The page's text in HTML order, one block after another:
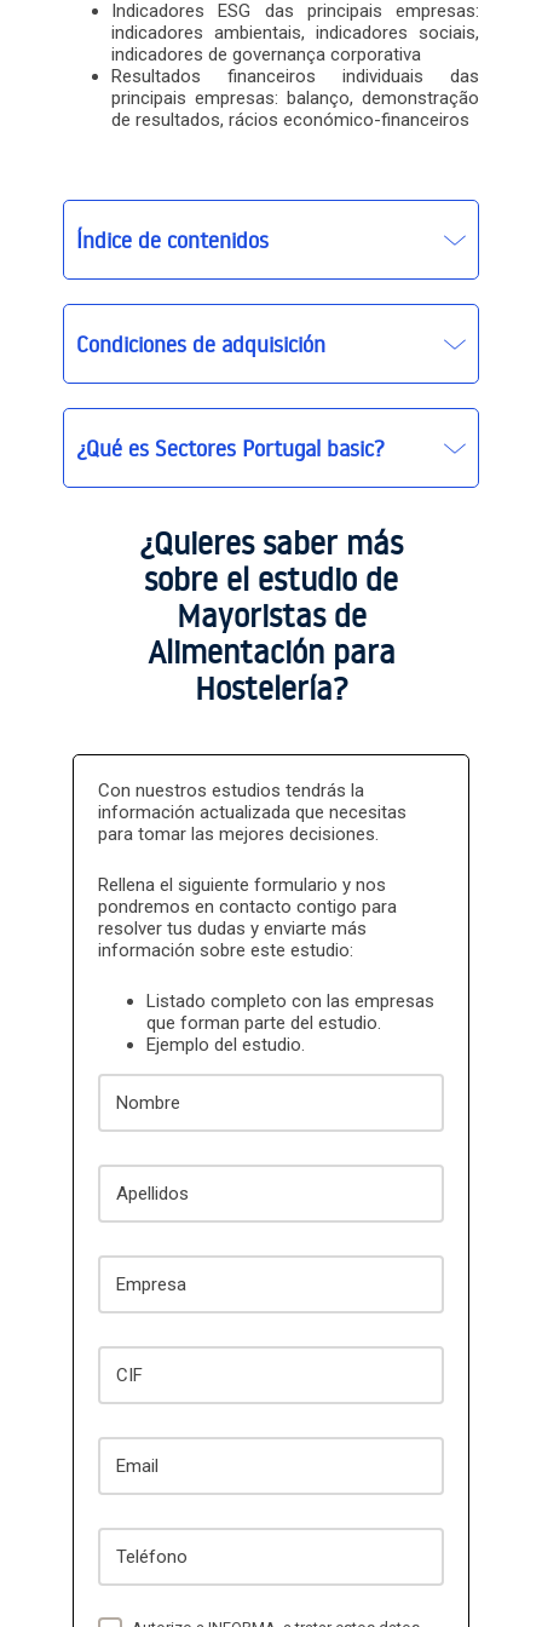
Indicadores ESG das principais empresas:
indicadores ambientais, indicadores sociais,
indicadores de governança corporativa
Resultados financeiros individuais das
principais empresas: balanço, demonstração
de resultados, rácios económico-financeiros
Índice de contenidos
Condiciones de adquisición
¿Qué es Sectores Portugal basic?
Sectores Portugal
Sectores Portugal
¿Quieres saber más
sobre el estudio de
Mayoristas de
Alimentación para
Hostelería?
Con nuestros estudios tendrás la
información actualizada que necesitas
para tomar las mejores decisiones.
Rellena el siguiente formulario y nos
pondremos en contacto contigo para
resolver tus dudas y enviarte más
información sobre este estudio:
Listado completo con las empresas
que forman parte del estudio.
Ejemplo del estudio.
Nombre
Apellidos
Empresa
CIF
Email
Teléfono